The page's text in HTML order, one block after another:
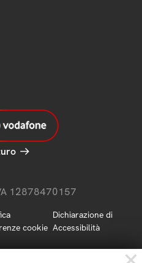
12878470157
cookie
Dichiarazione di
Accessibilità